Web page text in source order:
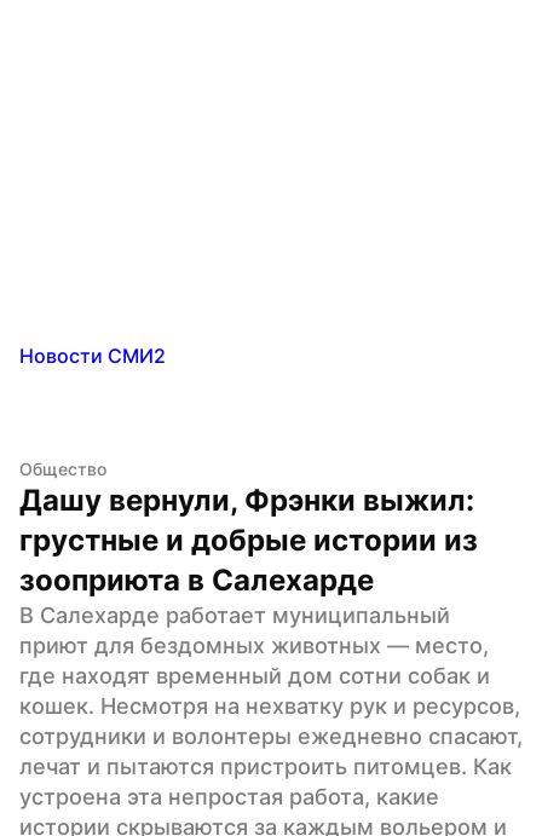
Новости СМИ2
Общество
Дашу вернули, Фрэнки выжил:
грустные и добрые истории из
зооприюта в Салехарде
В Салехарде работает муниципальный
приют для бездомных животных — место,
где находят временный дом сотни собак и
кошек. Несмотря на нехватку рук и ресурсов,
сотрудники и волонтеры ежедневно спасают,
лечат и пытаются пристроить питомцев. Как
устроена эта непростая работа, какие
истории скрываются за каждым вольером и